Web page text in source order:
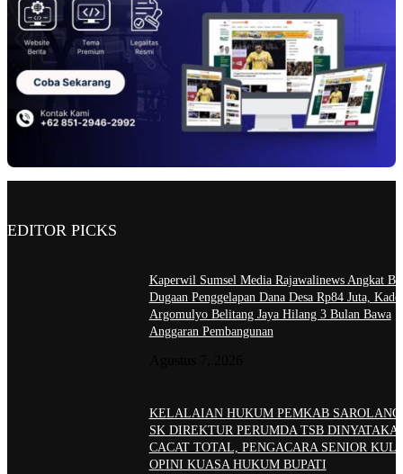
EDITOR PICKS
Kaperwil Sumsel Media Rajawalinews Angkat
Dugaan Penggelapan Dana Desa Rp84 Juta,
Argomulyo Belitang Jaya Hilang 3 Bulan Bawa
Anggaran Pembangunan
KELALAIAN HUKUM PEMKAB
SK DIREKTUR PERUMDA TSB
CACAT TOTAL, PENGACARA SENIOR
OPINI KUASA HUKUM BUPATI